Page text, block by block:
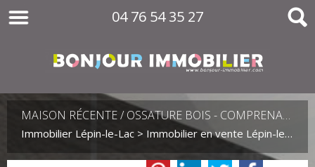
04 76 54 35 27
MAISON RÉCENTE / OSSATURE BOIS - COMPRENANT 2 LOGEMENTS
Immobilier Lépin-le-Lac > Immobilier en vente Lépin-le-Lac